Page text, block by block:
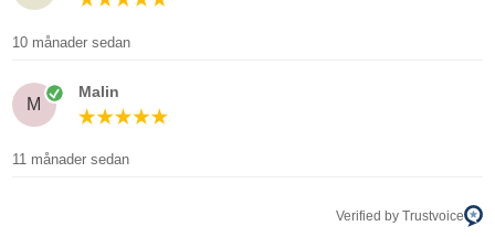
10 månader sedan
M
Malin
11 månader sedan
Verified by Trustvoice